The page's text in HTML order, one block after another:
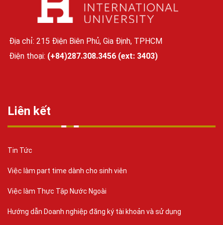
Địa chỉ: 215 Điện Biên Phủ, Gia Định, TPHCM
Điện thoại: (+84)287.308.3456 (ext: 3403)
Liên kết
Tin Tức
Việc làm part time dành cho sinh viên
Việc làm Thực Tập Nước Ngoài
Hướng dẫn Doanh nghiệp đăng ký tài khoản và sử dụng